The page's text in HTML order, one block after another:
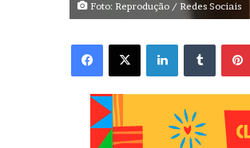
Foto: Reprodução / Redes Sociais
Facebook X Linkedin